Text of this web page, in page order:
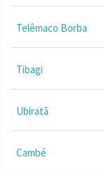
Telêmaco Borba
Tibagi
Ubiratã
Cambé